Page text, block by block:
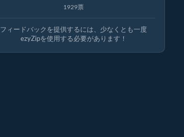
1929票
フィードバックを提供するには、少なくとも一度
ezyZipを使用する必要があります！